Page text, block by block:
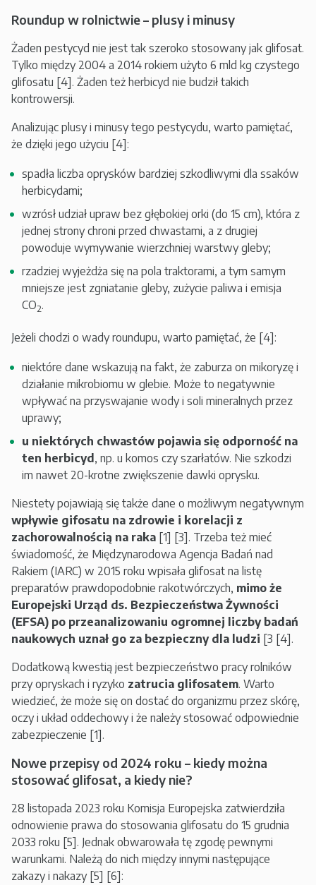
Roundup w rolnictwie – plusy i minusy
Żaden pestycyd nie jest tak szeroko stosowany jak glifosat.
Tylko między 2004 a 2014 rokiem użyto 6 mld kg czystego
glifosatu [4]. Żaden też herbicyd nie budził takich
kontrowersji.
Analizując plusy i minusy tego pestycydu, warto pamiętać,
że dzięki jego użyciu [4]:
spadła liczba oprysków bardziej szkodliwymi dla ssaków
herbicydami;
wzrósł udział upraw bez głębokiej orki (do 15 cm), która z
jednej strony chroni przed chwastami, a z drugiej
powoduje wymywanie wierzchniej warstwy gleby;
rzadziej wyjeżdża się na pola traktorami, a tym samym
mniejsze jest zgniatanie gleby, zużycie paliwa i emisja
CO2.
Jeżeli chodzi o wady roundupu, warto pamiętać, że [4]:
niektóre dane wskazują na fakt, że zaburza on mikoryzę i
działanie mikrobiomu w glebie. Może to negatywnie
wpływać na przyswajanie wody i soli mineralnych przez
uprawy;
u niektórych chwastów pojawia się odporność na
ten herbicyd, np. u komos czy szarłatów. Nie szkodzi
im nawet 20-krotne zwiększenie dawki oprysku.
Niestety pojawiają się także dane o możliwym negatywnym
wpływie gifosatu na zdrowie i korelacji z
zachorowalnością na raka [1] [3]. Trzeba też mieć
świadomość, że Międzynarodowa Agencja Badań nad
Rakiem (IARC) w 2015 roku wpisała glifosat na listę
preparatów prawdopodobnie rakotwórczych, mimo że
Europejski Urząd ds. Bezpieczeństwa Żywności
(EFSA) po przeanalizowaniu ogromnej liczby badań
naukowych uznał go za bezpieczny dla ludzi [3 [4].
Dodatkową kwestią jest bezpieczeństwo pracy rolników
przy opryskach i ryzyko zatrucia glifosatem. Warto
wiedzieć, że może się on dostać do organizmu przez skórę,
oczy i układ oddechowy i że należy stosować odpowiednie
zabezpieczenie [1].
Nowe przepisy od 2024 roku – kiedy można
stosować glifosat, a kiedy nie?
28 listopada 2023 roku Komisja Europejska zatwierdziła
odnowienie prawa do stosowania glifosatu do 15 grudnia
2033 roku [5]. Jednak obwarowała tę zgodę pewnymi
warunkami. Należą do nich między innymi następujące
zakazy i nakazy [5] [6]: